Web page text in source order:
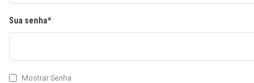
Sua senha*
Mostrar Senha